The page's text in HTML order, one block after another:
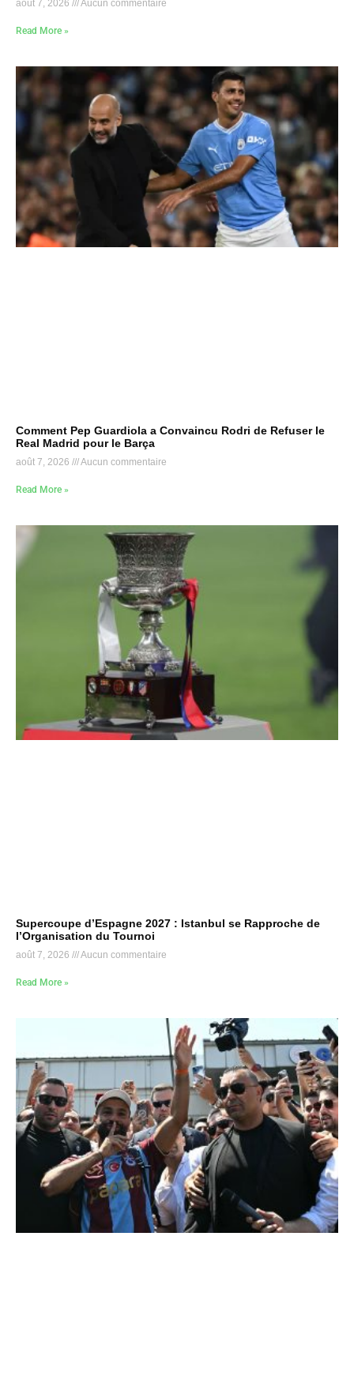
août 7, 2026 Aucun commentaire
Read More »
Comment Pep Guardiola a Convaincu Rodri de Refuser le
Real Madrid pour le Barça
août 7, 2026 Aucun commentaire
Read More »
Supercoupe d’Espagne 2027 : Istanbul se Rapproche de
l’Organisation du Tournoi
août 7, 2026 Aucun commentaire
Read More »